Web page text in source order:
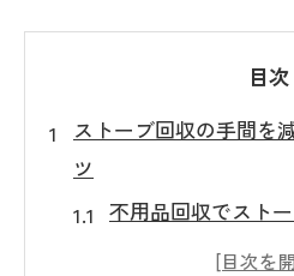
目次
ストーブ回収の手間を
ツ
不用品回収でスト